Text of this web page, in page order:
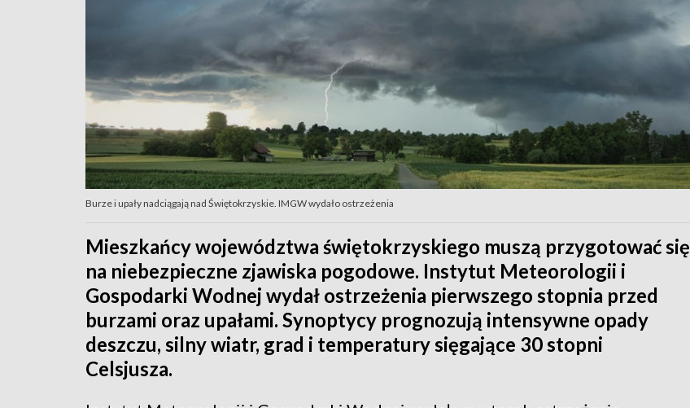
Burze i upały nadciągają nad Świętokrzyskie. IMGW wydało ostrzeżenia
Mieszkańcy województwa świętokrzyskiego muszą przygotować się
na niebezpieczne zjawiska pogodowe. Instytut Meteorologii i
Gospodarki Wodnej wydał ostrzeżenia pierwszego stopnia przed
burzami oraz upałami. Synoptycy prognozują intensywne opady
deszczu, silny wiatr, grad i temperatury sięgające 30 stopni
Celsjusza.